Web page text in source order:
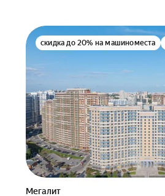
скидка до 20% на машиноместа
Мегалит